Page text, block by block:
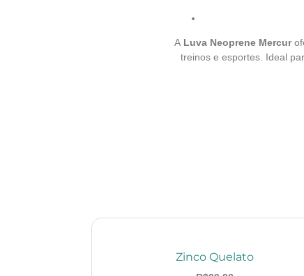
A Luva Neoprene Mercur
treinos e esportes. Ideal
Zinco Quelato